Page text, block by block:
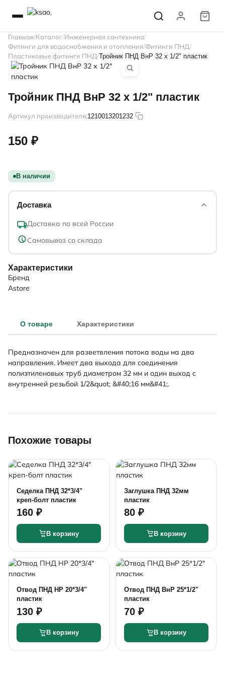
Главная Каталог Инженерная сантехника
Фитинги для водоснобжения и отопления Фитинги ПНД
Пластиковые фитинги ПНД Тройник ПНД ВнР 32 х 1/2" пластик
Тройник ПНД ВнР 32 х 1/2" пластик
Артикул производителя:1210013201232
150 ₽
В наличии
Доставка
Доставка по всей России
Самовывоз со склада
Характеристики
Бренд
Astore
О товаре Характеристики
Предназначен для разветвления потока воды на два
направления. Имеет два выхода для соединения
полиэтиленовых труб диаметром 32 мм и один выход с
внутренней резьбой 1/2&quot; &#40;16 мм&#41;.
Похожие товары
Седелка ПНД 32*3/4"
креп-болт пластик
160 ₽
В корзину
Заглушка ПНД 32мм
пластик
80 ₽
В корзину
Отвод ПНД НР 20*3/4"
пластик
130 ₽
В корзину
Отвод ПНД ВнР 25*1/2"
пластик
70 ₽
В корзину